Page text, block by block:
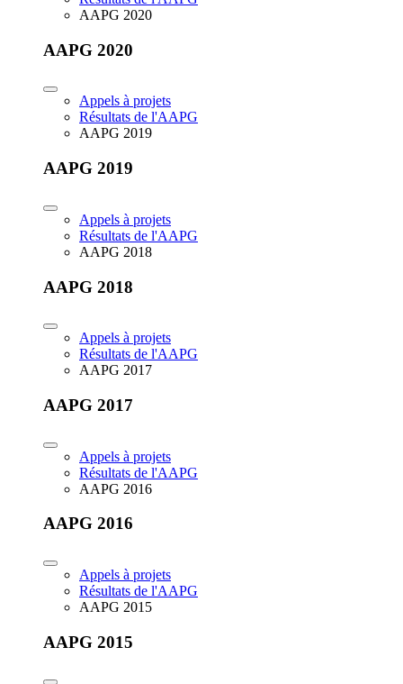
AAPG 2020
AAPG 2020
Appels à projets
Résultats de l'AAPG
AAPG 2019
AAPG 2019
Appels à projets
Résultats de l'AAPG
AAPG 2018
AAPG 2018
Appels à projets
Résultats de l'AAPG
AAPG 2017
AAPG 2017
Appels à projets
Résultats de l'AAPG
AAPG 2016
AAPG 2016
Appels à projets
Résultats de l'AAPG
AAPG 2015
AAPG 2015